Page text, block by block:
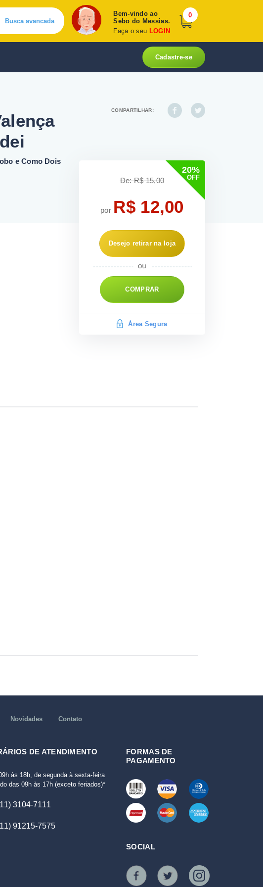
Busca avancada
Bem-vindo ao
Sebo do Messias.
Faça o seu LOGIN
0
Cadastre-se
e Como Dois
COMPARTILHAR:
20%
OFF
De: R$ 15,00
por R$ 12,00
Desejo retirar na loja
COMPRAR
Área Segura
Novidades Contato
DE ATENDIMENTO
às 18h, de segunda à sexta-feira
das 09h às 17h (exceto feriados)*
3104-7111
91215-7575
FORMAS DE
PAGAMENTO
SOCIAL